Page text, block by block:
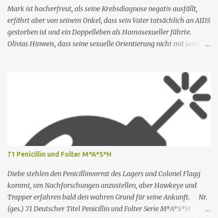
de...
Mark ist hocherfreut, als seine Krebsdiagnose negativ ausfällt,
erfährt aber von seinem Onkel, dass sein Vater tatsächlich an AIDS
gestorben ist und ein Doppelleben als Homosexueller führte.
Olivias Hinweis, dass seine sexuelle Orientierung nicht mit seiner
Buchungsfehlers zurechtzuweisen. Rachel erwägt, einen neuen
Schreibauftrag anzunehmen, aber Shane besteht darauf, dass sie
nicht mehr arbeiten darf. Rachel trifft sich mit Nicole, die ihr rät,
ihre Unabhängigkeit zu bewahren. Nr. (ges.) 2 Deutscher Titel Ein
neuer Tag Serie The White Lotus Staffel Staffel 1 Nr. (St.) 2
Original­titel New Day Regie Mike White Drehbuch Mike White
Erstaus­strahlung USA 18. Juli 2021 Deutsch­sprachige Erstaus­
Rachel einen Zeitschriftenartikel geschrieben hat, in dem sie sie
erwähnt, kritisiert Nicole Rachels Arbeit,...
71 Penicillin und Folter M*A*S*H
Diebe stehlen den Penicillinvorrat des Lagers und Colonel Flagg
kommt, um Nachforschungen anzustellen, aber Hawkeye und
Trapper erfahren bald den wahren Grund für seine Ankunft. Nr.
(ges.) 71 Deutscher Titel Penicillin und Folter Serie M*A*S*H